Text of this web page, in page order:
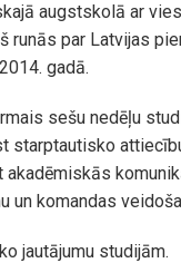
augstskolā ar
runās par Latvijas
gadā.
sešu nedēļu
starptautisko
un komandas
jautājumu studijām.